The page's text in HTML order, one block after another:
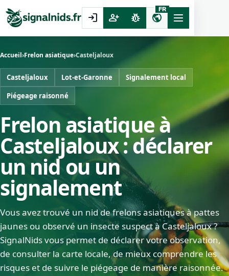
login person_add pest_control public
FR
Accueil›Frelon asiatique›Casteljaloux
Casteljaloux Lot-et-Garonne
Signalement local
Piégeage raisonné
Frelon asiatique à
Casteljaloux : déclarer
un nid ou un
signalement
Vous avez trouvé un nid de frelons asiatiques à pattes
jaunes ou observé un insecte suspect à Casteljaloux ?
SignalNids vous permet de déclarer votre observation,
de consulter la carte locale, de mieux comprendre les
risques et de suivre le piégeage de manière raisonnée.